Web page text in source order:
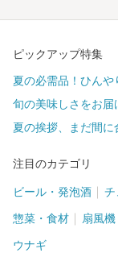
ピックアップ特集
夏の必需品！ひんや
旬の美味しさをお届
夏の挨拶、まだ間に
注目のカテゴリ
ビール・発泡酒 チ
惣菜・食材 扇風機
ウナギ